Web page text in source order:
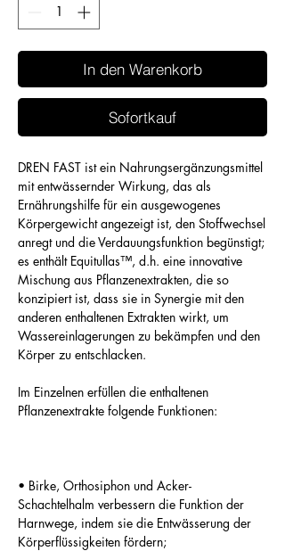
In den Warenkorb
Sofortkauf
DREN FAST ist ein Nahrungsergänzungsmittel
mit entwässernder Wirkung, das als
Ernährungshilfe für ein ausgewogenes
Körpergewicht angezeigt ist, den Stoffwechsel
anregt und die Verdauungsfunktion begünstigt;
es enthält Equitullas™, d.h. eine innovative
Mischung aus Pflanzenextrakten, die so
konzipiert ist, dass sie in Synergie mit den
anderen enthaltenen Extrakten wirkt, um
Wassereinlagerungen zu bekämpfen und den
Körper zu entschlacken.
Im Einzelnen erfüllen die enthaltenen
Pflanzenextrakte folgende Funktionen:
• Birke, Orthosiphon und Acker-
Schachtelhalm verbessern die Funktion der
Harnwege, indem sie die Entwässerung der
Körperflüssigkeiten fördern;